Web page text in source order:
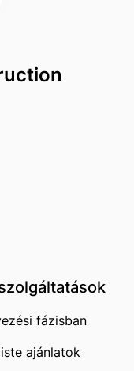
fázisban
ajánlatok